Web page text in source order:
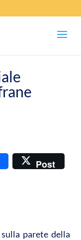
Post
parete della